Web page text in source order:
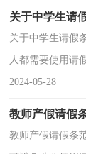
关于中学生请
关于中学生请假
人都需要使用请
以不固定，也可
2024-05-28
教师产假请假
教师产假请假条